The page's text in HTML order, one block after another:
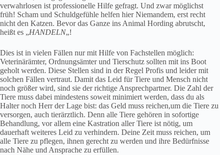
verwahrlosen ist professionelle Hilfe gefragt. Und zwar möglichst
früh! Scham und Schuldgefühle helfen hier Niemandem, erst recht
nicht den Katzen. Bevor das Ganze ins Animal Hording abrutscht,
heißt es „HANDELN„!
Dies ist in vielen Fällen nur mit Hilfe von Fachstellen möglich:
Veterinärämter, Ordnungsämter und Tierschutz sollten mit ins Boot
geholt werden. Diese Stellen sind in der Regel Profis und leider mit
solchen Fällen vertraut. Damit das Leid für Tiere und Mensch nicht
noch größer wird, sind sie der richtige Ansprechpartner. Die Zahl der
Tiere muss dabei mindestens soweit minimiert werden, dass du als
Halter noch Herr der Lage bist: das Geld muss reichen,um die Tiere zu
versorgen, auch tierärztlich. Denn alle Tiere gehören in sofortige
Behandlung, vor allem eine Kastration aller Tiere ist nötig, um
dauerhaft weiteres Leid zu verhindern. Deine Zeit muss reichen, um
alle Tiere zu pflegen, ihnen gerecht zu werden und ihre Bedürfnisse
nach Nähe und Ansprache zu erfüllen.